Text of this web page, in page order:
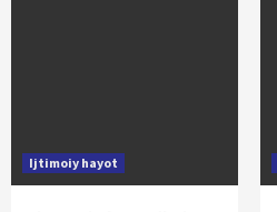
Ijtimoiy hayot